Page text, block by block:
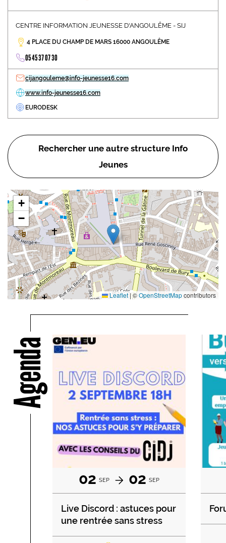
CENTRE INFORMATION JEUNESSE D'ANGOULÊME - SIJ
4 PLACE DU CHAMP DE MARS 16000 ANGOULÊME
05 45 37 07 30
www.info-jeunesse16.com
EURODESK
cijangouleme@info-jeunesse16.com
Rechercher une autre structure Info
Jeunes
+
−
Leaflet |©OpenStreetMapcontributors
Agenda
02 SEP 02 SEP
Live Discord : astuces pour
une rentrée sans stress